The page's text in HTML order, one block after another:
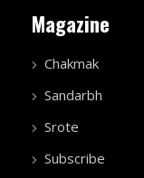
Magazine
Chakmak
Sandarbh
Srote
Subscribe